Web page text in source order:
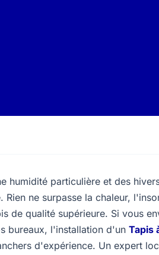
humidité particulière et des
ne surpasse la chaleur,
de qualité supérieure. Si vous
bureaux, l'installation d'un Tapis
d'expérience. Un expert